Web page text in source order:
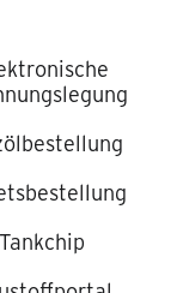
Tankchip